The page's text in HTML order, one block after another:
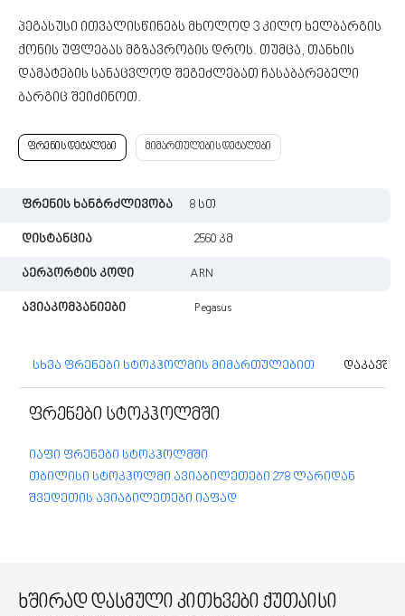
პეგასუსი ითვალისწინებს მხოლოდ 3 კილო ხელბარგის
ქონის უფლებას მგზავრობის დროს. თუმცა, თანხის
დამატების სანაცვლოდ შეგეძლებათ ჩასაბარებელი
ბარგიც შეიძინოთ.
ფრენის დეტალები მიმართულების დეტალები
ფრენის ხანგრძლივობა 8 სთ
დისტანცია 2560 კმ
აერპორტის კოდი ARN
ავიაკომპანიები Pegasus
სხვა ფრენები სტოკჰოლმის მიმართულებით
ფრენები სტოკჰოლმში
იაფი ფრენები სტოკჰოლმში
თბილისი სტოკჰოლმი ავიაბილეთები 278 ლარიდან
შვედეთის ავიაბილეთები იაფად
ხშირად დასმული კითხვები ქუთაისი